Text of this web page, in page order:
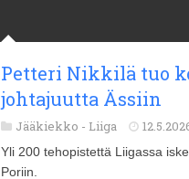
Petteri Nikkilä tuo
johtajuutta Ässiin
Jääkiekko - Liiga
Yli 200 tehopistettä Liigassa
Poriin.